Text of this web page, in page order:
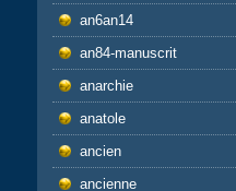
an6an14
an84-manuscrit
anarchie
anatole
ancien
ancienne